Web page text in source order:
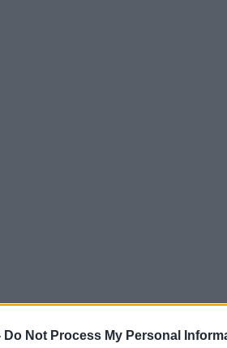
Do Not Process My Personal